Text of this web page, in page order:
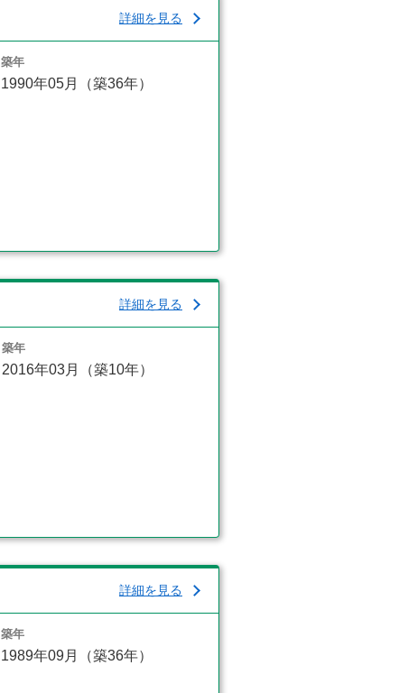
詳細を見る
築年
1990年05月（築36年）
詳細を見る
築年
2016年03月（築10年）
詳細を見る
築年
1989年09月（築36年）